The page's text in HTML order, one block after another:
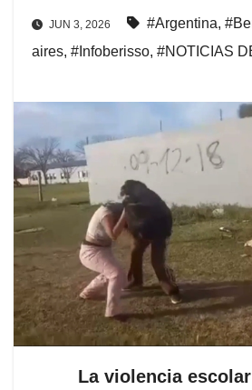
JUN 3, 2026 #Argentina,
aires, #Infoberisso, #NOTICIAS
La violencia